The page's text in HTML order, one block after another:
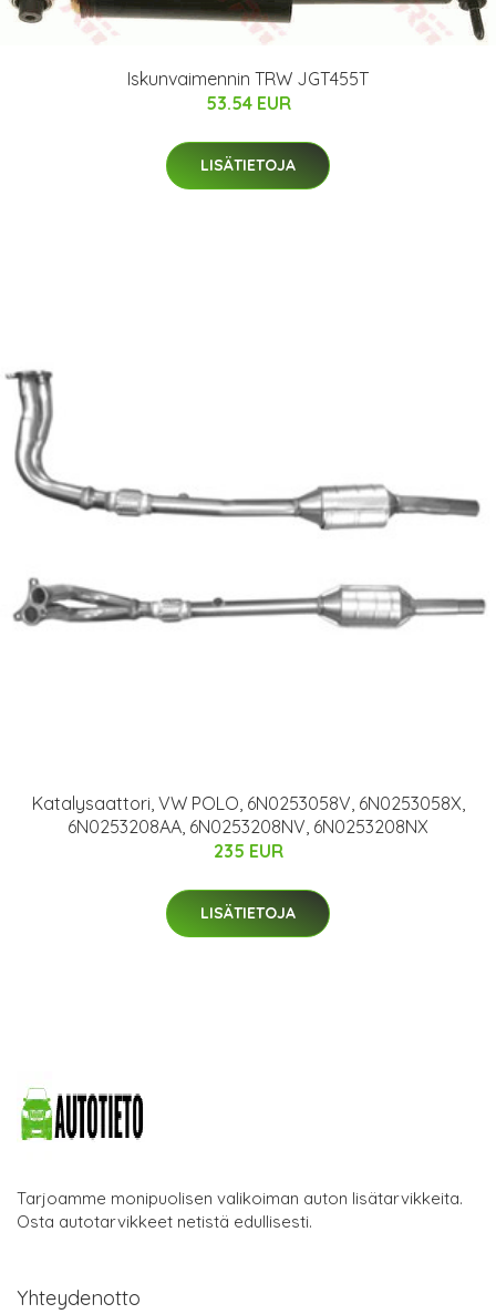
Iskunvaimennin TRW JGT455T
53.54 EUR
LISÄTIETOJA
Katalysaattori, VW POLO, 6N0253058V, 6N0253058X,
6N0253208AA, 6N0253208NV, 6N0253208NX
235 EUR
LISÄTIETOJA
Tarjoamme monipuolisen valikoiman auton lisätarvikkeita.
Osta autotarvikkeet netistä edullisesti.
Yhteydenotto